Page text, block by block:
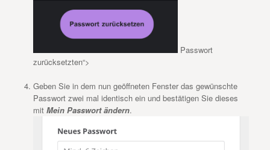
Passwort
zurücksetzten“>
Geben Sie in dem nun geöffneten Fenster das gewünschte
Passwort zwei mal identisch ein und bestätigen Sie dieses
mit Mein Passwort ändern.